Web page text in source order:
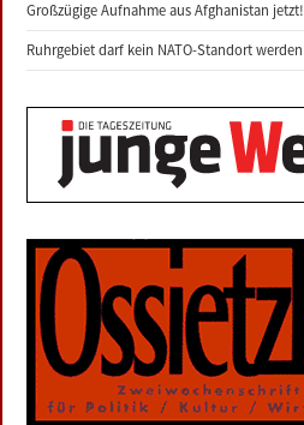
Großzügige Aufnahme aus Afghanistan jetzt!
Ruhrgebiet darf kein NATO-Standort werden